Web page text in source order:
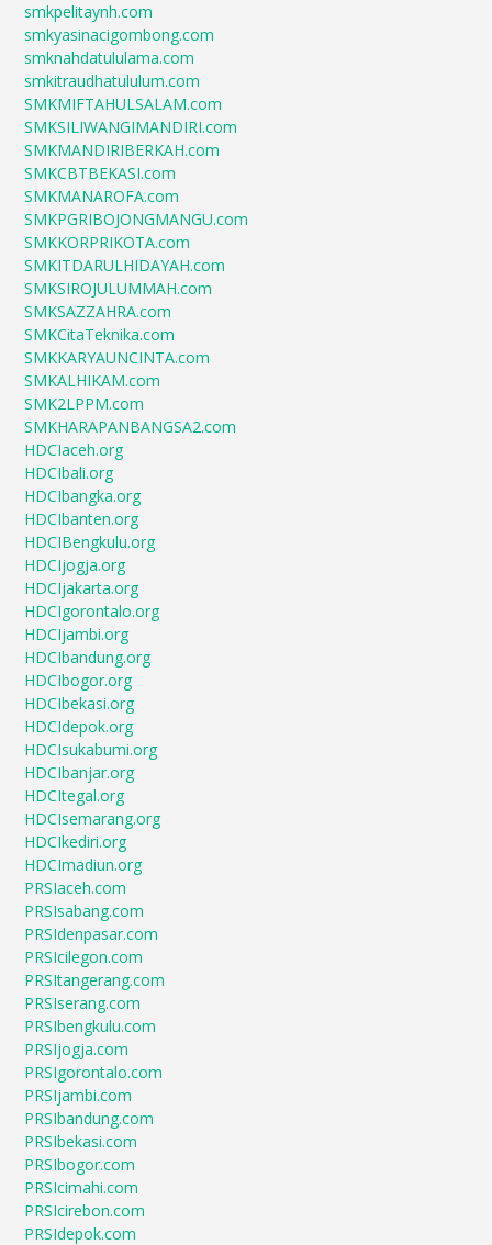
smkpelitaynh.com
smkyasinacigombong.com
smknahdatululama.com
smkitraudhatululum.com
SMKMIFTAHULSALAM.com
SMKSILIWANGIMANDIRI.com
SMKMANDIRIBERKAH.com
SMKCBTBEKASI.com
SMKMANAROFA.com
SMKPGRIBOJONGMANGU.com
SMKKORPRIKOTA.com
SMKITDARULHIDAYAH.com
SMKSIROJULUMMAH.com
SMKSAZZAHRA.com
SMKCitaTeknika.com
SMKKARYAUNCINTA.com
SMKALHIKAM.com
SMK2LPPM.com
SMKHARAPANBANGSA2.com
HDCIaceh.org
HDCIbali.org
HDCIbangka.org
HDCIbanten.org
HDCIBengkulu.org
HDCIjogja.org
HDCIjakarta.org
HDCIgorontalo.org
HDCIjambi.org
HDCIbandung.org
HDCIbogor.org
HDCIbekasi.org
HDCIdepok.org
HDCIsukabumi.org
HDCIbanjar.org
HDCItegal.org
HDCIsemarang.org
HDCIkediri.org
HDCImadiun.org
PRSIaceh.com
PRSIsabang.com
PRSIdenpasar.com
PRSIcilegon.com
PRSItangerang.com
PRSIserang.com
PRSIbengkulu.com
PRSIjogja.com
PRSIgorontalo.com
PRSIjambi.com
PRSIbandung.com
PRSIbekasi.com
PRSIbogor.com
PRSIcimahi.com
PRSIcirebon.com
PRSIdepok.com